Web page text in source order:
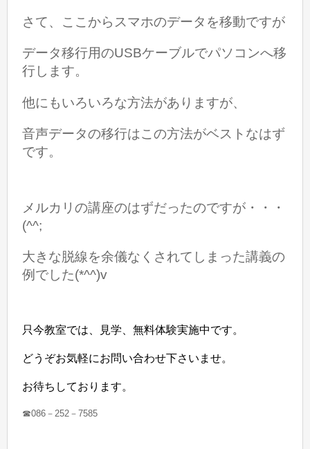
さて、ここからスマホのデータを移動ですが
データ移行用のUSBケーブルでパソコンへ移
行します。
他にもいろいろな方法がありますが、
音声データの移行はこの方法がベストなはず
です。
メルカリの講座のはずだったのですが・・・
(^^;
大きな脱線を余儀なくされてしまった講義の
例でした(*^^)v
只今教室では、見学、無料体験実施中です。
どうぞお気軽にお問い合わせ下さいませ。
お待ちしております。
☎086－252－7585